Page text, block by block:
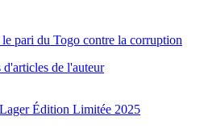
le pari du Togo contre la corruption
d'articles de l'auteur
Édition Limitée 2025